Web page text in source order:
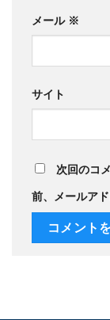
メール ※
サイト
次回のコ
前、メールア